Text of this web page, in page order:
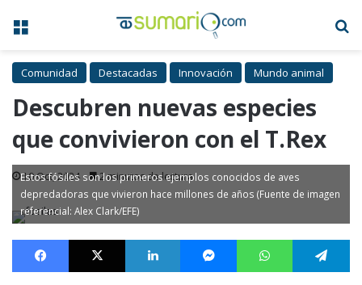
Menú
Comunidad Destacadas Innovación Mundo animal
Descubren nuevas especies
que convivieron con el T.Rex
10 Oct, 2024 2 minutos de lectura
Estos fósiles son los primeros ejemplos conocidos de aves
depredadoras que vivieron hace millones de años (Fuente de imagen
referencial: Alex Clark/EFE)
Facebook X LinkedIn MessengerWhatsApp